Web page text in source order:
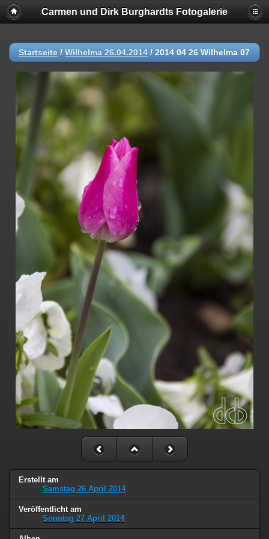
Carmen und Dirk Burghardts Fotogalerie
Startseite / Wilhelma 26.04.2014 / 2014 04 26 Wilhelma 07
Erstellt am
Samstag 26 April 2014
Veröffentlicht am
Sonntag 27 April 2014